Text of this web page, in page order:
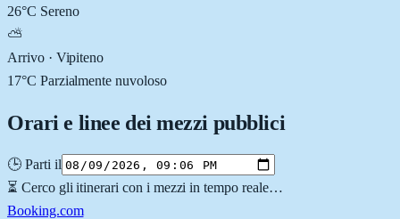
26°C Sereno
⛅
Arrivo · Vipiteno
17°C Parzialmente nuvoloso
Orari e linee dei mezzi pubblici
🕒 Parti il
⏳ Cerco gli itinerari con i mezzi in tempo reale…
Booking.com